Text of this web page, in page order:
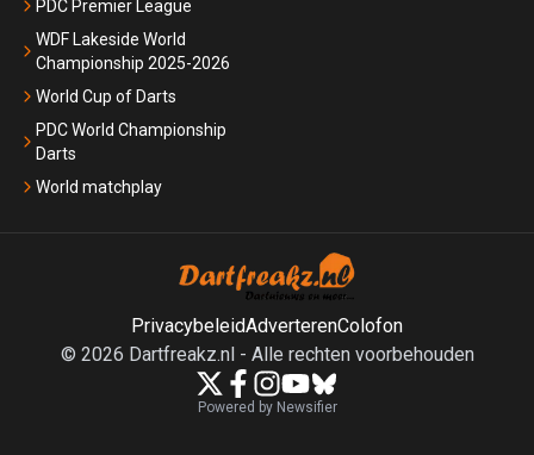
PDC Premier League
WDF Lakeside World
Championship 2025-2026
World Cup of Darts
PDC World Championship
Darts
World matchplay
PrivacybeleidAdverterenColofon
© 2026 Dartfreakz.nl - Alle rechten voorbehouden
Powered by Newsifier